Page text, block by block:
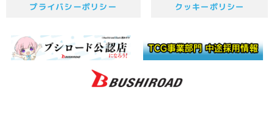
プライバシーポリシー クッキーポリシー